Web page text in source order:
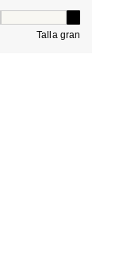
Talla gran